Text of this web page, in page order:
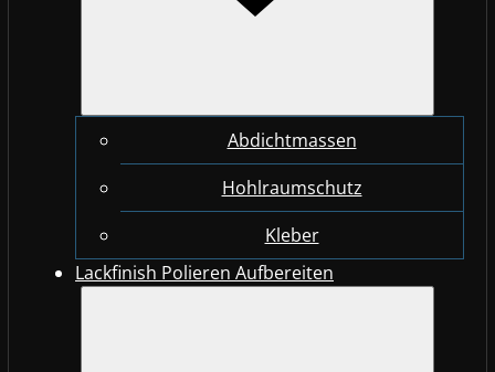
Abdichtmassen
Hohlraumschutz
Kleber
Lackfinish Polieren Aufbereiten